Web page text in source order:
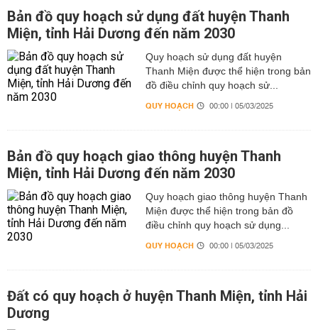
Bản đồ quy hoạch sử dụng đất huyện Thanh
Miện, tỉnh Hải Dương đến năm 2030
Quy hoạch sử dụng đất huyện
Thanh Miện được thể hiện trong bản
đồ điều chỉnh quy hoạch sử...
QUY HOẠCH 00:00 | 05/03/2025
Bản đồ quy hoạch giao thông huyện Thanh
Miện, tỉnh Hải Dương đến năm 2030
Quy hoạch giao thông huyện Thanh
Miện được thể hiện trong bản đồ
điều chỉnh quy hoạch sử dụng...
QUY HOẠCH 00:00 | 05/03/2025
Đất có quy hoạch ở huyện Thanh Miện, tỉnh Hải
Dương